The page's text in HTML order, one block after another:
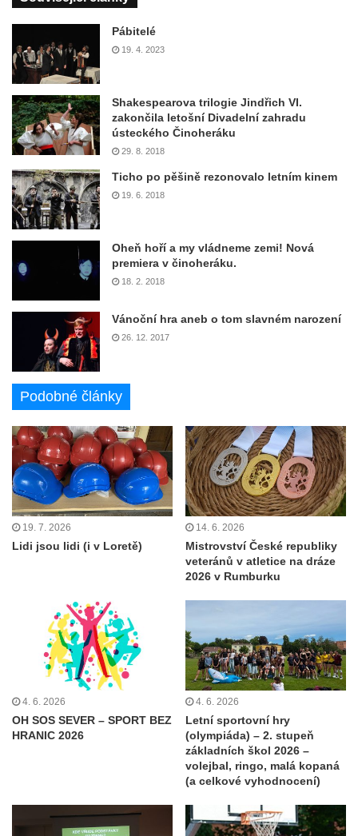
Pábitelé
19. 4. 2023
Shakespearova trilogie Jindřich VI.
zakončila letošní Divadelní zahradu
ústeckého Činoheráku
29. 8. 2018
Ticho po pěšině rezonovalo letním kinem
19. 6. 2018
Oheň hoří a my vládneme zemi! Nová
premiera v činoheráku.
18. 2. 2018
Vánoční hra aneb o tom slavném narození
26. 12. 2017
Podobné články
19. 7. 2026
Lidi jsou lidi (i v Loretě)
14. 6. 2026
Mistrovství České republiky
veteránů v atletice na dráze
2026 v Rumburku
4. 6. 2026
OH SOS SEVER – SPORT BEZ
HRANIC 2026
4. 6. 2026
Letní sportovní hry
(olympiáda) – 2. stupeň
základních škol 2026 –
volejbal, ringo, malá kopaná
(a celkové vyhodnocení)